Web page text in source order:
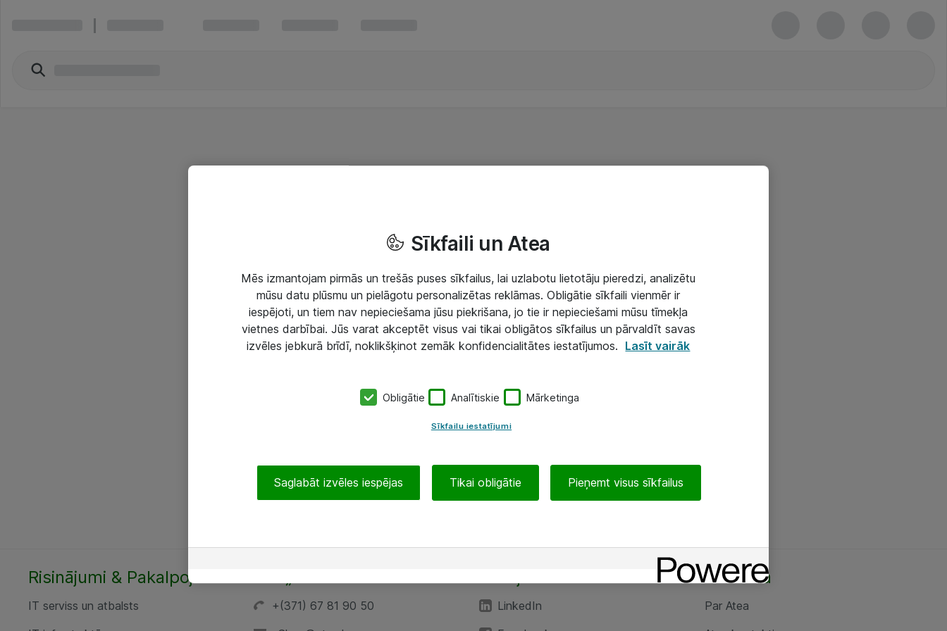
Risinājumi & Pakalpojumi
IT serviss un atbalsts
+(371) 67 81 90 50
LinkedIn
Par Atea
Par Atea
Sīkfaili un Atea
Mēs izmantojam pirmās un trešās puses sīkfailus, lai uzlabotu lietotāju pieredzi, analizētu
mūsu datu plūsmu un pielāgotu personalizētas reklāmas. Obligātie sīkfaili vienmēr ir
iespējoti, un tiem nav nepieciešama jūsu piekrišana, jo tie ir nepieciešami mūsu tīmekļa
vietnes darbībai. Jūs varat akceptēt visus vai tikai obligātos sīkfailus un pārvaldīt savas
izvēles jebkurā brīdī, noklikšķinot zemāk konfidencialitātes iestatījumos. Lasīt vairāk
Obligātie Analītiskie Mārketinga
Sīkfailu iestatījumi
Saglabāt izvēles iespējas Tikai obligātie Pieņemt visus sīkfailus